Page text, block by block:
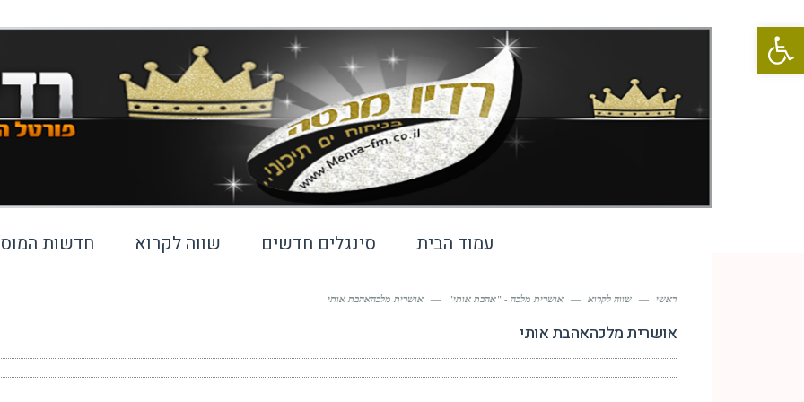
פתח סרגל נגישות
עמוד הבית סינגלים חדשים שווה לקרוא חדשות
ראשי — שווה לקרוא — אושרית מלכה - "אהבת אותי" — אושרית מלכהאהבת אותי
אושרית מלכהאהבת אותי